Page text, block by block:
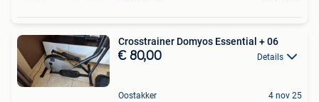
Crosstrainer Domyos Essential + 06
€ 80,00 Details
Oostakker 4 nov 25